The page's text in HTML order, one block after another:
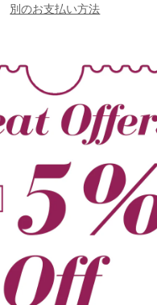
別のお支払い方法